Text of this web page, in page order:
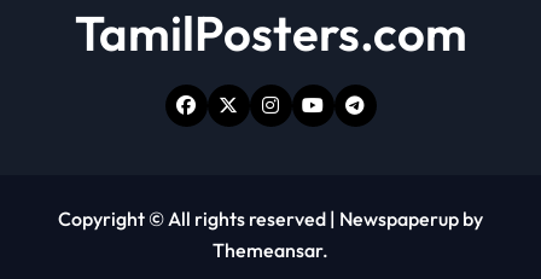
TamilPosters.com
Copyright © All rights reserved | Newspaperup by
Themeansar.